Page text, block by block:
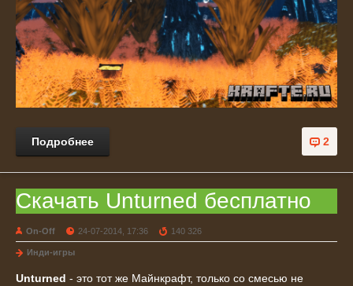
2
Подробнее
Скачать Unturned бесплатно
On-Off 24-07-2014, 17:36 140 326
Инди-игры
Unturned - это тот же Майнкрафт, только со смесью не